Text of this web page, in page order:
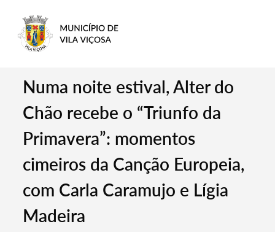
Numa noite estival, Alter do
Chão recebe o “Triunfo da
Primavera”: momentos
cimeiros da Canção Europeia,
com Carla Caramujo e Lígia
Madeira